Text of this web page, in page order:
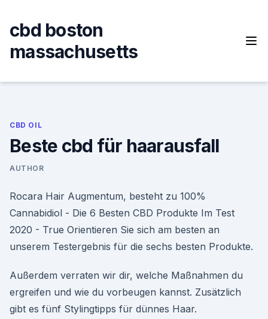
content
cbd boston
massachusetts
CBD OIL
Beste cbd für haarausfall
AUTHOR
Rocara Hair Augmentum, besteht zu 100%
Cannabidiol - Die 6 Besten CBD Produkte Im Test
2020 - True Orientieren Sie sich am besten an
unserem Testergebnis für die sechs besten Produkte.
Außerdem verraten wir dir, welche Maßnahmen du
ergreifen und wie du vorbeugen kannst. Zusätzlich
gibt es fünf Stylingtipps für dünnes Haar.